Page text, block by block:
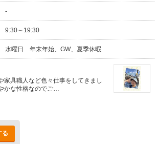
-
9:30～19:30
水曜日 年末年始、GW、夏季休暇
家具職人など色々仕事をしてきまし
かな性格なのでご…
る